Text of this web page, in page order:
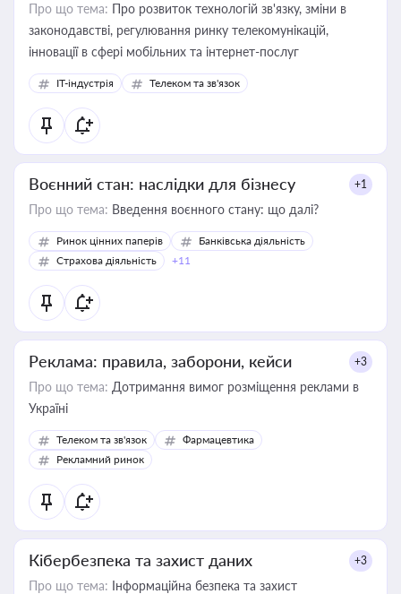
Про що тема: Про розвиток технологій зв'язку, зміни в
законодавстві, регулювання ринку телекомунікацій,
інновації в сфері мобільних та інтернет-послуг
IT-індустрія Телеком та зв'язок
Воєнний стан: наслідки для бізнесу +1
Про що тема: Введення воєнного стану: що далі?
Ринок цінних паперів
Банківська діяльність
Страхова діяльність
+11
Реклама: правила, заборони, кейси +3
Про що тема: Дотримання вимог розміщення реклами в
Україні
Телеком та зв'язок
Фармацевтика
Рекламний ринок
Кібербезпека та захист даних +3
Про що тема: Інформаційна безпека та захист